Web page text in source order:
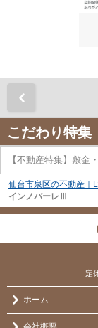
こだわり特集
【不動産特集】敷金
仙台市泉区の不動産｜
インノバーレⅢ
定
ホーム